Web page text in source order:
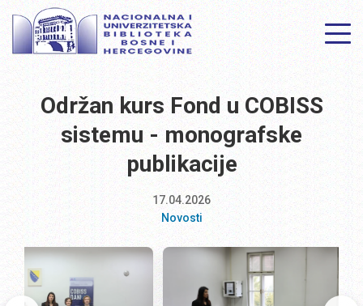
Održan kurs Fond u COBISS
sistemu - monografske
publikacije
17.04.2026
Novosti